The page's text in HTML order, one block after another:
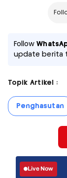
Follow
update berita
Topik Artikel :
Penghasutan
Live Now